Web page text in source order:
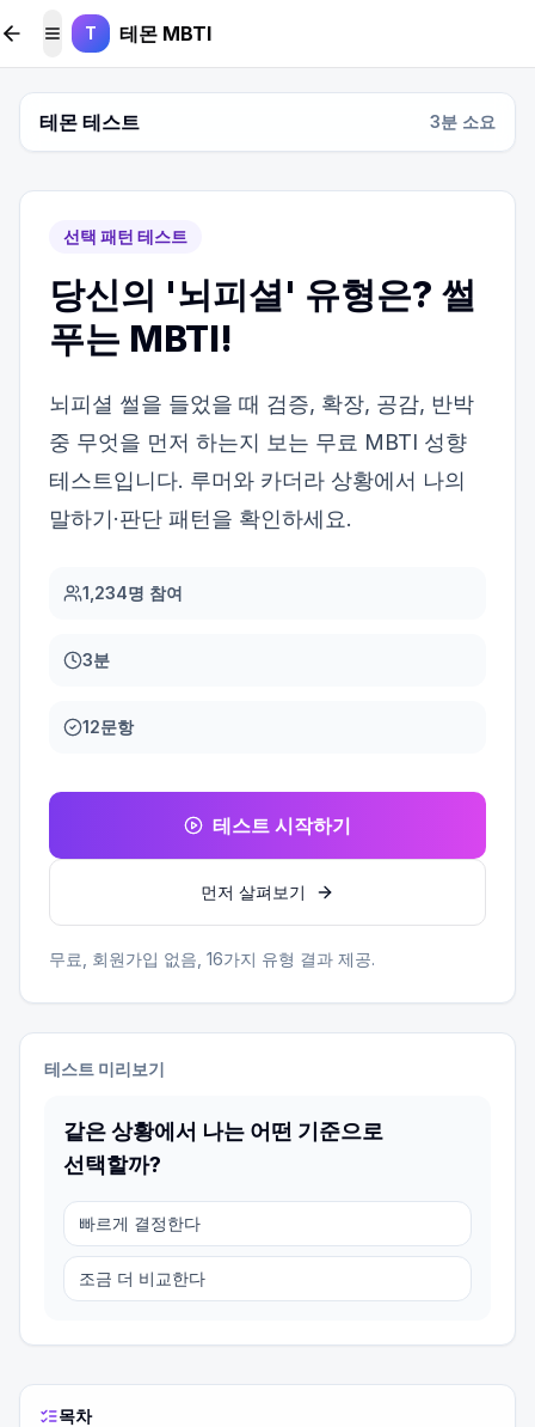
본문 바로가기
메뉴 토글
T 테몬 MBTI
테몬 테스트 3분 소요
선택 패턴 테스트
당신의 '뇌피셜' 유형은? 썰
푸는 MBTI!
뇌피셜 썰을 들었을 때 검증, 확장, 공감, 반박
중 무엇을 먼저 하는지 보는 무료 MBTI 성향
테스트입니다. 루머와 카더라 상황에서 나의
말하기·판단 패턴을 확인하세요.
1,234명 참여
3분
12문항
테스트 시작하기
먼저 살펴보기
무료, 회원가입 없음, 16가지 유형 결과 제공.
테스트 미리보기
같은 상황에서 나는 어떤 기준으로
선택할까?
빠르게 결정한다
조금 더 비교한다
목차